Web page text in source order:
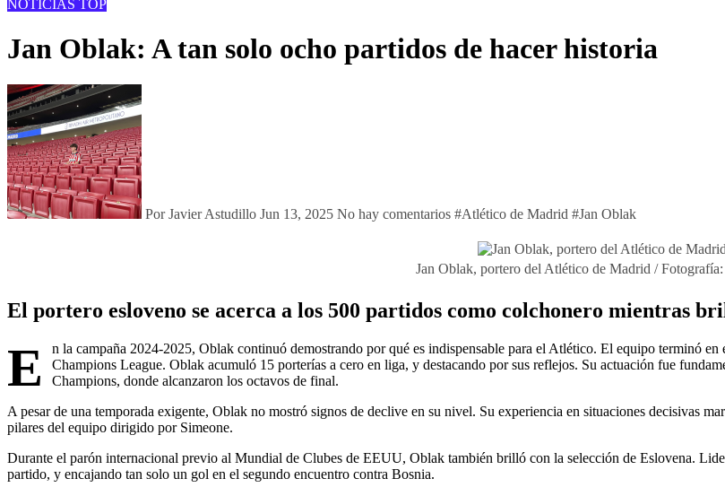
NOTICIAS TOP
Jan Oblak: A tan solo ocho partidos de hacer historia
Por Javier Astudillo Jun 13, 2025 No hay comentarios #Atlético de Madrid #Jan Oblak
Jan Oblak, portero del Atlético de Madrid /
El portero esloveno se acerca a los 500 partidos como colchonero mientras
E
n la campaña 2024-2025, Oblak continuó demostrando por qué es indispensable para el Atlético. El equipo terminó
Champions League. Oblak acumuló 15 porterías a cero en liga, y destacando por sus reflejos. Su actuación fue
Champions, donde alcanzaron los octavos de final.
A pesar de una temporada exigente, Oblak no mostró signos de declive en su nivel. Su experiencia en situaciones decisivas
pilares del equipo dirigido por Simeone.
Durante el parón internacional previo al Mundial de Clubes de EEUU, Oblak también brilló con la selección de Eslovena.
partido, y encajando tan solo un gol en el segundo encuentro contra Bosnia.